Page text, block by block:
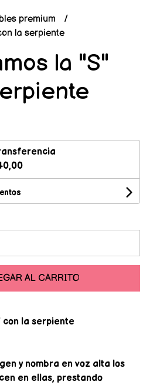
premium
la serpiente
la "S"
AL CARRITO
la serpiente
y nombra en voz alta los
en ellas, prestando